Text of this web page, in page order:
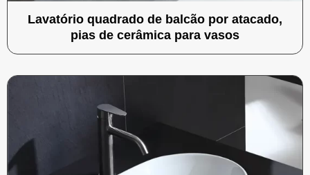
Lavatório quadrado de balcão por atacado,
pias de cerâmica para vasos